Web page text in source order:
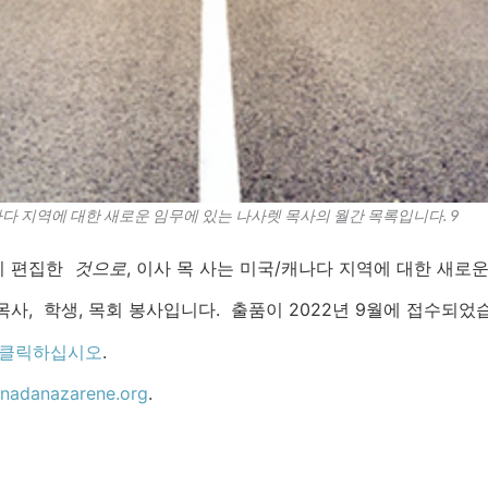
지역에 대한 새로운 임무에 있는 나사렛 목사의 월간 목록입니다. 9
편집한 것으로, 이사 목 사는 미국/캐나다 지역에 대한 새로
사, 학생, 목회 봉사입니다. 출품이 2022년 9월에 접수되었
릭하십시오.
.